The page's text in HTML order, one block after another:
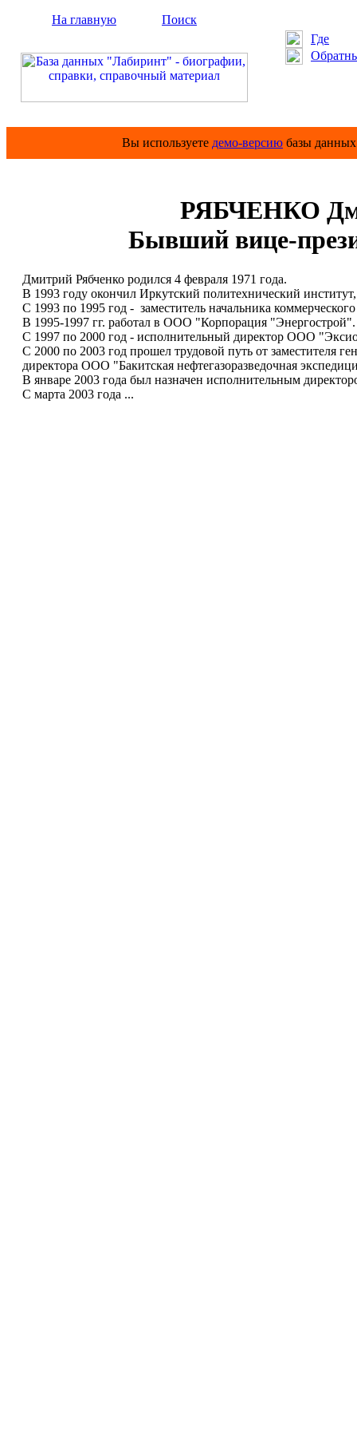
На главную
Поиск
Где
Вы используете демо-версию базы
РЯБЧЕНКО
Бывший вице-
Дмитрий Рябченко родился 4 февраля 1971 года.
В 1993 году окончил Иркутский политехнический
С 1993 по 1995 год - заместитель начальника
В 1995-1997 гг. работал в ООО "Корпорация "Энергострой".
С 1997 по 2000 год - исполнительный директор ООО
С 2000 по 2003 год прошел трудовой путь от заместителя
директора ООО "Бакитская нефтегазоразведочная
В январе 2003 года был назначен исполнительным
С марта 2003 года ...